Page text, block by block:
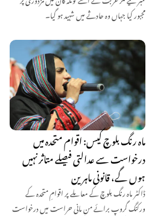
مجبور کیا جہاں وہ حادثے میں شہید ہو گیا۔
ماہ رنگ بلوچ کیس: اقوام متحدہ میں
درخواست سے عدالتی فیصلے متاثر نہیں
ہوں گے، قانونی ماہرین
ڈاکٹر ماہ رنگ بلوچ کے معاملے پر اقوامِ متحدہ کے
ورکنگ گروپ برائے من مانی حراست میں درخواست